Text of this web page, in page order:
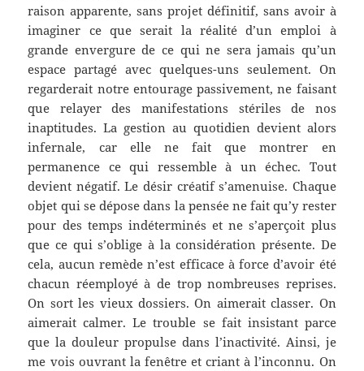
raison apparente, sans projet définitif, sans avoir à
imaginer ce que serait la réalité d’un emploi à
grande envergure de ce qui ne sera jamais qu’un
espace partagé avec quelques-uns seulement. On
regarderait notre entourage passivement, ne faisant
que relayer des manifestations stériles de nos
inaptitudes. La gestion au quotidien devient alors
infernale, car elle ne fait que montrer en
permanence ce qui ressemble à un échec. Tout
devient négatif. Le désir créatif s’amenuise. Chaque
objet qui se dépose dans la pensée ne fait qu’y rester
pour des temps indéterminés et ne s’aperçoit plus
que ce qui s’oblige à la considération présente. De
cela, aucun remède n’est efficace à force d’avoir été
chacun réemployé à de trop nombreuses reprises.
On sort les vieux dossiers. On aimerait classer. On
aimerait calmer. Le trouble se fait insistant parce
que la douleur propulse dans l’inactivité. Ainsi, je
me vois ouvrant la fenêtre et criant à l’inconnu. On